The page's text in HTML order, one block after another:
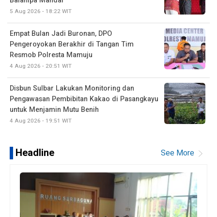
5 Aug 2026 - 18:22 WIT
Empat Bulan Jadi Buronan, DPO
Pengeroyokan Berakhir di Tangan Tim
Resmob Polresta Mamuju
4 Aug 2026 - 20:51 WIT
Disbun Sulbar Lakukan Monitoring dan
Pengawasan Pembibitan Kakao di Pasangkayu
untuk Menjamin Mutu Benih
4 Aug 2026 - 19:51 WIT
Headline See More